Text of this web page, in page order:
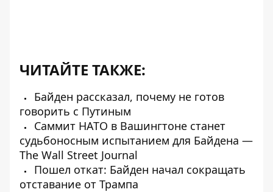
ЧИТАЙТЕ ТАКЖЕ:
Байден рассказал, почему не готов
говорить с Путиным
Саммит НАТО в Вашингтоне станет
судьбоносным испытанием для Байдена —
The Wall Street Journal
Пошел откат: Байден начал сокращать
отставание от Трампа